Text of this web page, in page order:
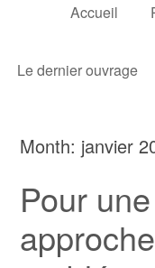
Accueil
Le dernier ouvrage
Month: janvier
Pour